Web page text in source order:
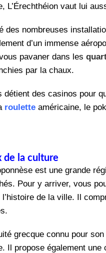
L’Érechthéion vaut lui
des nombreuses
d’un immense
pavaner dans les
par la chaux.
des casinos pour
roulette américaine, le
de la culture
est une grande
Pour y arriver, vous
de la ville. Il
grecque connu pour
Il propose également une